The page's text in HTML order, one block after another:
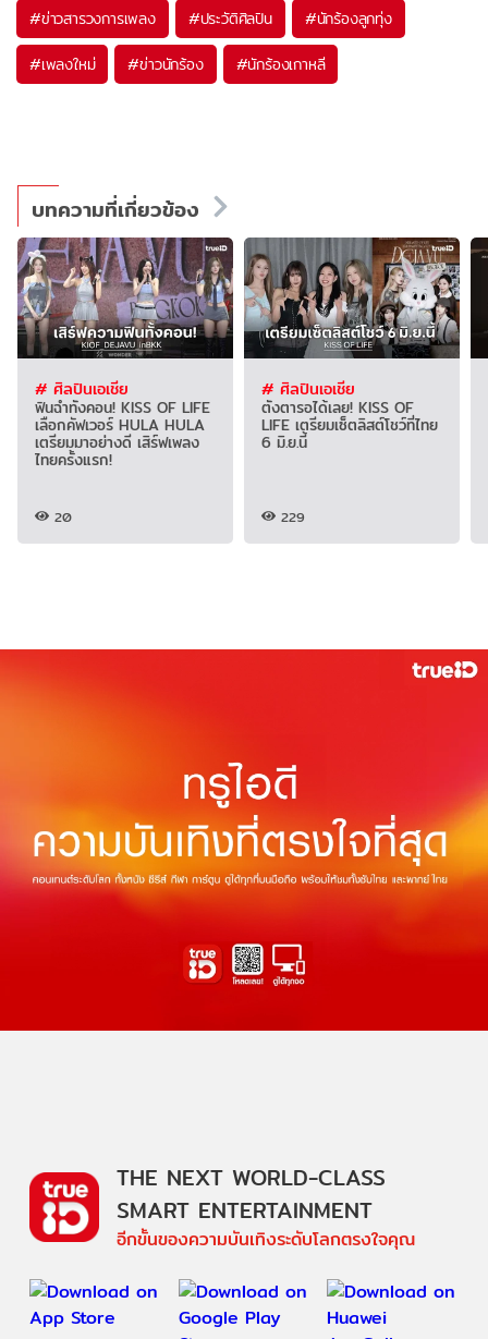
#ข่าวสารวงการเพลง #ประวัติศิลปิน #นักร้องลูกทุ่ง
#เพลงใหม่ #ข่าวนักร้อง #นักร้องเกาหลี
บทความที่เกี่ยวข้อง
# ศิลปินเอเชีย
ฟินฉ่ำทั้งคอน! KISS OF LIFE
เลือกคัฟเวอร์ HULA HULA
เตรียมมาอย่างดี เสิร์ฟเพลง
ไทยครั้งแรก!
20
# ศิลปินเอเชีย
ตั้งตารอได้เลย! KISS OF
LIFE เตรียมเซ็ตลิสต์โชว์ที่ไทย
6 มิ.ย.นี้
229
THE NEXT WORLD-CLASS
SMART ENTERTAINMENT
อีกขั้นของความบันเทิงระดับโลกตรงใจคุณ